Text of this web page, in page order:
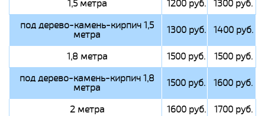
1,5 метра 1200 руб.
1300 руб.
под дерево-камень-кирпич 1,5
метра 1300 руб. 1400 руб.
1,8 метра 1500 руб.
1500 руб.
под дерево-камень-кирпич 1,8
метра 1500 руб. 1600 руб.
2 метра 1600 руб.
1700 руб.